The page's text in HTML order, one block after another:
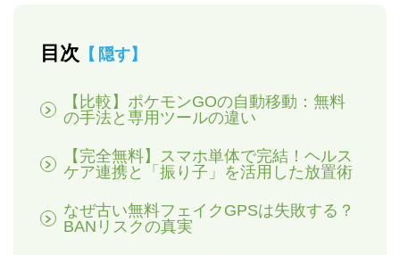
目次 隠す
【比較】ポケモンGOの自動移動：無料
の手法と専用ツールの違い
【完全無料】スマホ単体で完結！ヘルス
ケア連携と「振り子」を活用した放置術
なぜ古い無料フェイクGPSは失敗する？
BANリスクの真実